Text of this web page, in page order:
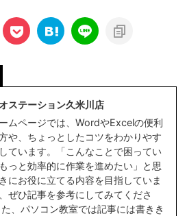
ステーション久米川店
ムページでは、WordやExcelの便利
や、ちょっとしたコツをわかりやす
ています。「こんなことで困ってい
っと効率的に作業を進めたい」と思
にお役に立てる内容を目指していま
ぜひ記事を参考にしてみてくださ
、パソコン教室では記事には書きき